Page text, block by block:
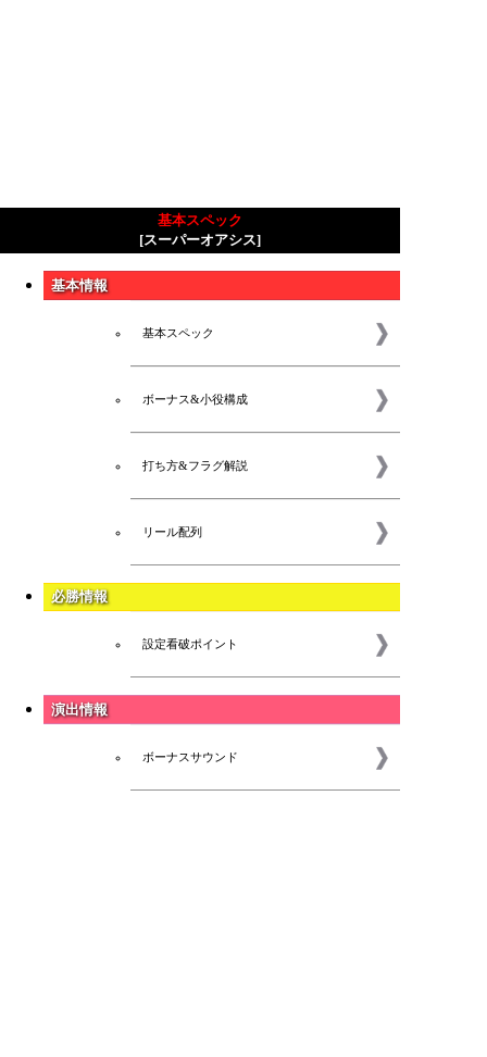
基本スペック
[スーパーオアシス]
基本情報
基本スペック
ボーナス&小役構成
打ち方&フラグ解説
リール配列
必勝情報
設定看破ポイント
演出情報
ボーナスサウンド